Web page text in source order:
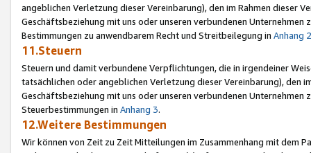
angeblichen Verletzung dieser Vereinbarung), den im Rahmen dieser
Geschäftsbeziehung mit uns oder unseren verbundenen
Bestimmungen zu anwendbarem Recht und Streitbeilegung in Anhang 2
11.Steuern
Steuern und damit verbundene Verpflichtungen, die in irgendeiner
tatsächlichen oder angeblichen Verletzung dieser Vereinbarung), den
Geschäftsbeziehung mit uns oder unseren verbundenen
Steuerbestimmungen in Anhang 3.
12.Weitere Bestimmungen
Wir können von Zeit zu Zeit Mitteilungen im Zusammenhang mit dem